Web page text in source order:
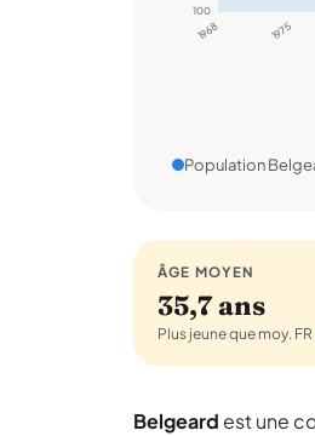
100
1968 1975
Population
ÂGE MOYEN
35,7 ans
Plus jeune que moy.
Belgeard est une